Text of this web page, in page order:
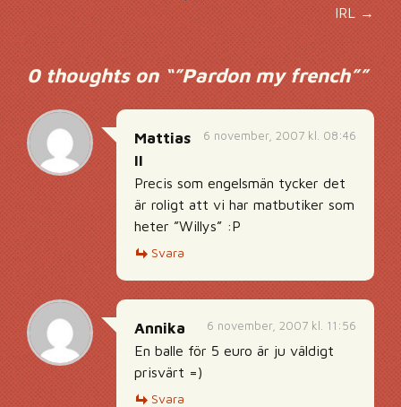
IRL→
0 thoughts on “”Pardon my french””
6 november, 2007 kl. 08:46
Mattias
II
Precis som engelsmän tycker det
är roligt att vi har matbutiker som
heter ”Willys” :P
Svara
6 november, 2007 kl. 11:56
Annika
En balle för 5 euro är ju väldigt
prisvärt =)
Svara